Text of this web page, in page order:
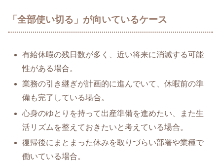
「全部使い切る」が向いているケース
有給休暇の残日数が多く、近い将来に消滅する可能
性がある場合。
業務の引き継ぎが計画的に進んでいて、休暇前の準
備も完了している場合。
心身のゆとりを持って出産準備を進めたい、また生
活リズムを整えておきたいと考えている場合。
復帰後にまとまった休みを取りづらい部署や業種で
働いている場合。